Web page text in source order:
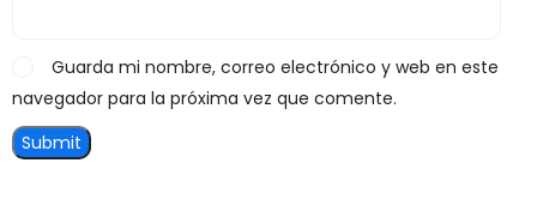
Guarda mi nombre, correo electrónico y web en este
navegador para la próxima vez que comente.